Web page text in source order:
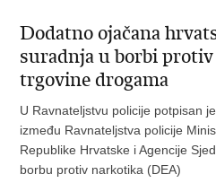
Dodatno ojačana
suradnja u borbi
trgovine drogama
U Ravnateljstvu policije potpisan
između Ravnateljstva policije
Republike Hrvatske i Agencije
borbu protiv narkotika (DEA)